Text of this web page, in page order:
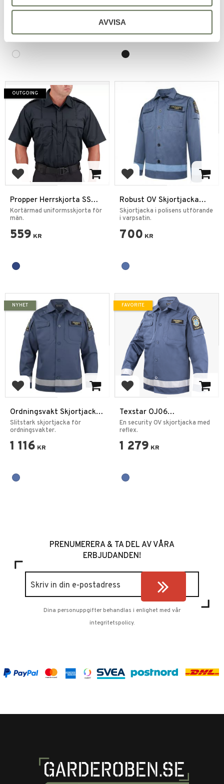
AVVISA
kvalitet.
damer.
599
Add to favorites
Propper Herrskjorta SS
Class B Marinblå
Kortärmad uniformsskjorta för
män.
559 KR
OUTGOING
Add to favorites
Robust OV Skjortjacka
Ordningsvakt
Skjortjacka i polisens utförande
i varpsatin.
700 KR
Add to favorites
Ordningsvakt Skjortjacka
– Funktionell och slitstark
jacka
Slitstark skjortjacka för
ordningsvakter.
1 116 KR
NYHET
Add to favorites
Texstar OJ06
Ordningsvakt Skjortjacka
En security OV skjortjacka med
reflex.
1 279 KR
FAVORITE
PRENUMERERA & TA DEL AV VÅRA
ERBJUDANDEN!
Dina personuppgifter behandlas i enlighet med vår
integritetspolicy.